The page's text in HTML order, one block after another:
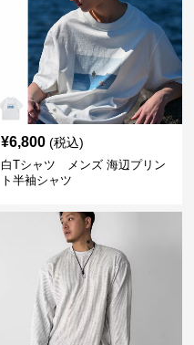
¥6,800 (税込)
白Tシャツ メンズ 海辺プリン
ト半袖シャツ